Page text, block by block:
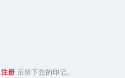
注册 后留下您的印记。